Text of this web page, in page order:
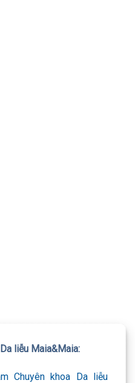
liễu Maia&Maia:
Chuyên khoa Da liễu